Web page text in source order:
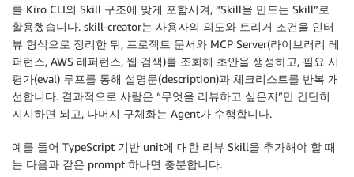
를 Kiro CLI의 Skill 구조에 맞게 포함시켜, “Skill을 만드는 Skill”로
활용했습니다. skill-creator는 사용자의 의도와 트리거 조건을 인터
뷰 형식으로 정리한 뒤, 프로젝트 문서와 MCP Server(라이브러리 레
퍼런스, AWS 레퍼런스, 웹 검색)를 조회해 초안을 생성하고, 필요 시
평가(eval) 루프를 통해 설명문(description)과 체크리스트를 반복 개
선합니다. 결과적으로 사람은 “무엇을 리뷰하고 싶은지”만 간단히
지시하면 되고, 나머지 구체화는 Agent가 수행합니다.
예를 들어 TypeScript 기반 unit에 대한 리뷰 Skill을 추가해야 할 때
는 다음과 같은 prompt 하나면 충분합니다.